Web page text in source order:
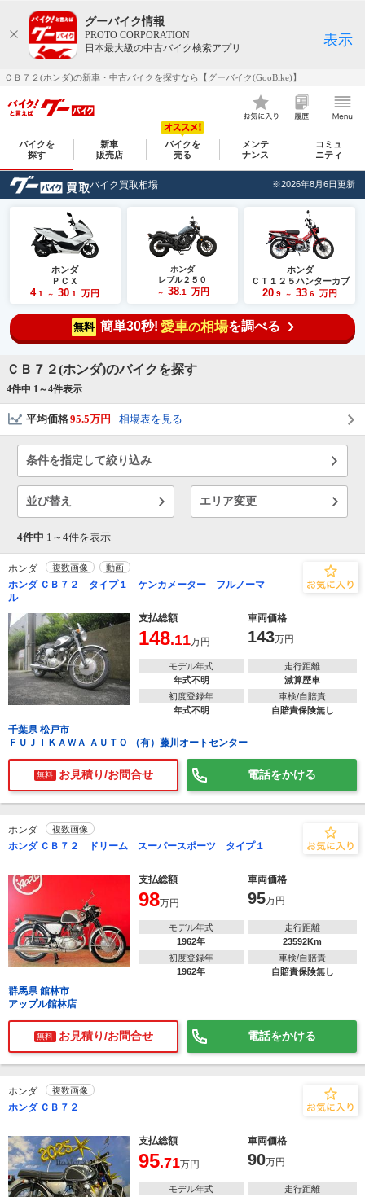
グーバイク情報
PROTO CORPORATION
日本最大級の中古バイク検索アプリ
表示
ＣＢ７２(ホンダ)の新車・中古バイクを探すなら【グーバイク(GooBike)】
バイクを
探す
新車
販売店
バイクを
売る
メンテ
ナンス
コミュ
ニティ
バイク買取相場 ※2026年8月6日更新
ホンダ
ＰＣＸ
4.1 ～ 30 .1 万円
ホンダ
レブル２５０
～ 38.1 万円
ホンダ
ＣＴ１２５ハンターカブ
20 .9 ～ 33 .6 万円
無料 簡単30秒! 愛車の相場を調べる
ＣＢ７２(ホンダ)のバイクを探す
4件中 1～4件表示
平均価格95.5万円 相場表を見る
条件を指定して絞り込み
並び替え エリア変更
4件中 1～ 4件を表示
ホンダ 複数画像 動画
ホンダ ＣＢ７２ タイプ１ ケンカメーター フルノーマ
ル
支払総額
車両価格
148.11万円 143万円
モデル年式
年式不明
走行距離
減算歴車
初度登録年
年式不明
車検/自賠責
自賠責保険無し
千葉県 松戸市
ＦＵＪＩＫＡＷＡ ＡＵＴＯ （有）藤川オートセンター
無料 お見積り/お問合せ 電話をかける
ホンダ 複数画像
ホンダ ＣＢ７２ ドリーム スーパースポーツ タイプ１
支払総額 車両価格
98万円 95万円
モデル年式
1962年
走行距離
23592Km
初度登録年
1962年
車検/自賠責
自賠責保険無し
群馬県 館林市
アップル館林店
無料 お見積り/お問合せ 電話をかける
ホンダ 複数画像
ホンダ ＣＢ７２
支払総額 車両価格
95.71万円 90万円
モデル年式
走行距離